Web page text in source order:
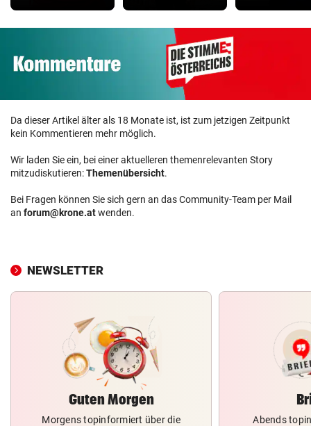
Da dieser Artikel älter als 18 Monate ist, ist zum jetzigen Zeitpunkt
kein Kommentieren mehr möglich.
Wir laden Sie ein, bei einer aktuelleren themenrelevanten Story
mitzudiskutieren:Themenübersicht.
Bei Fragen können Sie sich gern an das Community-Team per Mail
an forum@krone.atwenden.
NEWSLETTER
Guten Morgen
Morgens topinformiert über die
Abends